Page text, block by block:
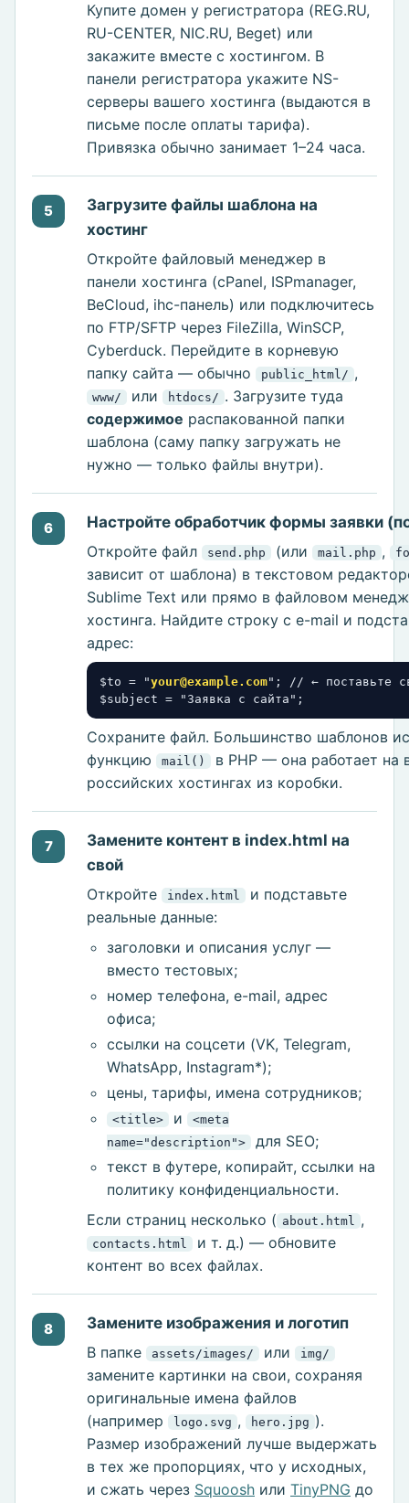
Купите домен у регистратора (REG.RU,
RU-CENTER, NIC.RU, Beget) или
закажите вместе с хостингом. В
панели регистратора укажите NS-
серверы вашего хостинга (выдаются в
письме после оплаты тарифа).
Привязка обычно занимает 1–24 часа.
5
Загрузите файлы шаблона на
хостинг
Откройте файловый менеджер в
панели хостинга (cPanel, ISPmanager,
BeCloud, ihc-панель) или подключитесь
по FTP/SFTP через FileZilla, WinSCP,
Cyberduck. Перейдите в корневую
папку сайта — обычно
public_html/ ,
www/ или htdocs/ . Загрузите туда
содержимое распакованной папки
шаблона (саму папку загружать не
нужно — только файлы внутри).
6
Настройте обработчик формы заявки
Откройте файл
send.php (или mail.php ,
зависит от шаблона) в текстовом
Sublime Text или прямо в файловом
хостинга. Найдите строку с e-mail и
адрес:
$to = "your@example.com"; // ← поставьте
$subject = "Заявка с сайта";
Сохраните файл. Большинство шаблонов
функцию
mail()
в PHP — она работает на
российских хостингах из коробки.
7
Замените контент в index.html на
свой
Откройте
index.html
и подставьте
реальные данные:
заголовки и описания услуг —
вместо тестовых;
номер телефона, e-mail, адрес
офиса;
ссылки на соцсети (VK, Telegram,
WhatsApp, Instagram*);
цены, тарифы, имена сотрудников;
<title> и
<meta
name="description">
для SEO;
текст в футере, копирайт, ссылки на
политику конфиденциальности.
Если страниц несколько ( about.html ,
contacts.html
и т. д.) — обновите
контент во всех файлах.
8
Замените изображения и логотип
В папке
assets/images/ или img/
замените картинки на свои, сохраняя
оригинальные имена файлов
(например
logo.svg , hero.jpg ).
Размер изображений лучше выдержать
в тех же пропорциях, что у исходных,
и сжать через Squoosh или TinyPNG до